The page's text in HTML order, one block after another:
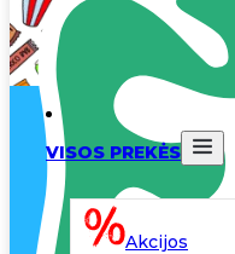
VISOS PREKĖS
Akcijos